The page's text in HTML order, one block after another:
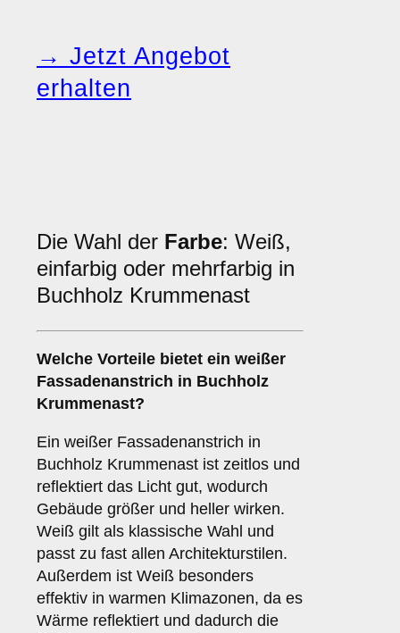
→ Jetzt Angebot
erhalten
Die Wahl der Farbe: Weiß,
einfarbig oder mehrfarbig in
Buchholz Krummenast
Welche Vorteile bietet ein weißer
Fassadenanstrich in Buchholz
Krummenast?
Ein weißer Fassadenanstrich in
Buchholz Krummenast ist zeitlos und
reflektiert das Licht gut, wodurch
Gebäude größer und heller wirken.
Weiß gilt als klassische Wahl und
passt zu fast allen Architekturstilen.
Außerdem ist Weiß besonders
effektiv in warmen Klimazonen, da es
Wärme reflektiert und dadurch die